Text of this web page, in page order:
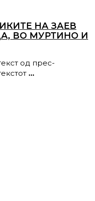
НА ЗАЕВ
ВО МУРТИНО И
од прес-
…